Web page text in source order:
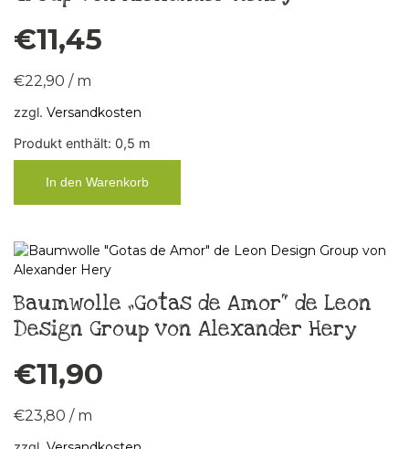
€11,45
€22,90 / m
zzgl. Versandkosten
Produkt enthält: 0,5 m
In den Warenkorb
Baumwolle „Gotas de Amor“ de Leon
Design Group von Alexander Hery
€11,90
€23,80 / m